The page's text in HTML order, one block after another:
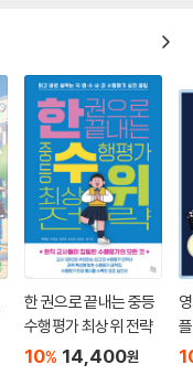
한 권으로 끝내는 중등
수행평가 최상위 전략
10% 14,400원